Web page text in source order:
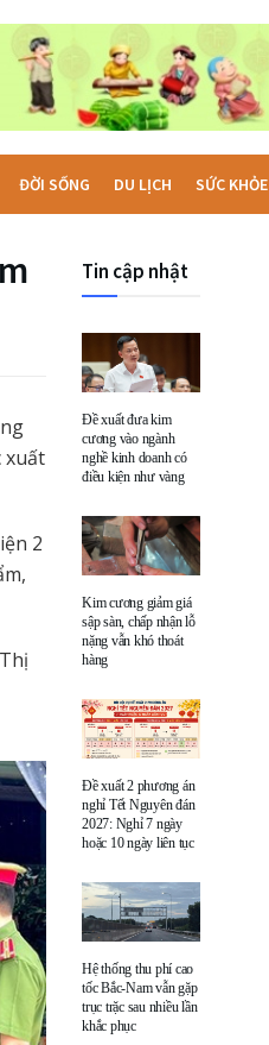
ĐỜI SỐNG DU LỊCH SỨC KHỎE
xuất
2
Tin cập nhật
Đề xuất đưa kim
cương vào ngành
nghề kinh doanh có
điều kiện như vàng
Kim cương giảm giá
sập sàn, chấp nhận lỗ
nặng vẫn khó thoát
hàng
Đề xuất 2 phương án
nghỉ Tết Nguyên đán
2027: Nghỉ 7 ngày
hoặc 10 ngày liên tục
Hệ thống thu phí cao
tốc Bắc-Nam vẫn gặp
trục trặc sau nhiều lần
khắc phục